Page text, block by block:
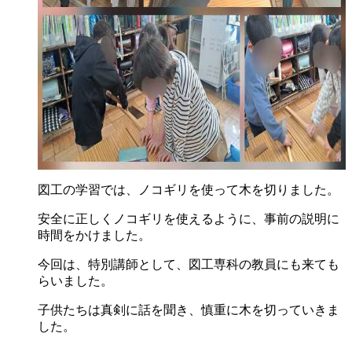
図工の学習では、ノコギリを使って木を切りました。
安全に正しくノコギリを使えるように、事前の説明に
時間をかけました。
今回は、特別講師として、図工専科の教員にも来ても
らいました。
子供たちは真剣に話を聞き、慎重に木を切っていきま
した。